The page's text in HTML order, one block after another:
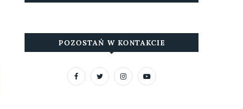
POZOSTAŃ W KONTAKCIE